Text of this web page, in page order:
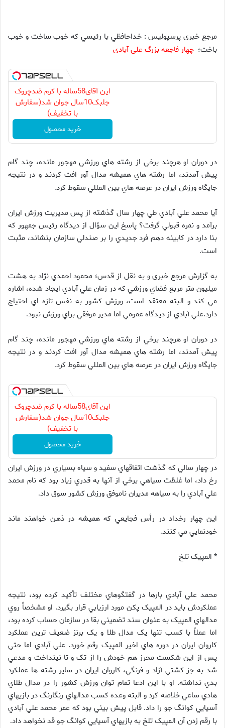
مرجع خبری پرسپولیس : خداحافظي با رئيسي که خوب ساخت و خوب
باخت؛ چهار فاجعه بزرگ علی آبادی
این آقای58ساله با کرم ضدچروک
جلبک10سال جوان شد(سفارش
با تخفیف)
خرید محصول
در دوران او هرچند برخي از رشته هاي ورزشي مهجور مانده، چند گام
پيش آمدند، اما رشته هاي هميشه مدال آور افت کردند و در نتيجه
جايگاه ورزش ايران در عرصه هاي بين المللي سقوط کرد.
آيا محمد علي آبادي طي چهار سال گذشته از پس مديريت ورزش ايران
برآمد و نمره قبولي گرفت؟ پاسخ اين سؤال از ديدگاه رئيس جمهور که
بنا دارد در کابينه دهم فرد جديدي را بر صندلي سازمان بنشاند، مثبت
است.
به گزارش مرجع خبری و به نقل از قدس؛ محمود احمدي نژاد به هشت
ميليون متر مربع فضاي ورزشي که در زمان علي آبادي ايجاد شده، اشاره
مي کند و البته معتقد است، ورزش کشور به نفس تازه اي احتياج
دارد.علي آبادي از ديدگاه عمومي اما مدير موفقي براي ورزش نبود.
در دوران او هرچند برخي از رشته هاي ورزشي مهجور مانده، چند گام
پيش آمدند، اما رشته هاي هميشه مدال آور افت کردند و در نتيجه
جايگاه ورزش ايران در عرصه هاي بين المللي سقوط کرد.
این آقای58ساله با کرم ضدچروک
جلبک10سال جوان شد(سفارش
با تخفیف)
خرید محصول
در چهار سالي که گذشت اتفاقهاي سفيد و سياه بسياري در ورزش ايران
رخ داد، اما غلظت سياهي برخي از آنها به قدري زياد بود که نام محمد
علي آبادي را به سياهه مديران ناموفق ورزش کشور سوق داد.
اين چهار رخداد در رأس فجايعي که هميشه در ذهن خواهند ماند
خودنمايي مي کنند.
* المپيک تلخ
محمد علي آبادي بارها در گفتگوهاي مختلف تأکيد کرده بود، نتيجه
عملکردش بايد در المپيک پکن مورد ارزيابي قرار بگيرد. او مشخصاً روي
مدالهاي المپيک به عنوان سند تضميني بقا در سازمان حساب کرده بود،
اما عملاً با کسب تنها يک مدال طلا و يک برنز ضعيف ترين عملکرد
کاروان ايران در دوره هاي اخير المپيک رقم خورد. علي آبادي اما حتي
پس از اين شکست محرز هم خودش را از تک و تا نينداخت و مدعي
شد به جز کشتي آزاد و فرنگي، کاروان ايران در ساير رشته ها عملکرد
بدي نداشته. او با اين ادعا تمام توان ورزش کشور را در مدال طلاي
هادي ساعي خلاصه کرد و البته وعده کسب مدالهاي رنگارنگ در بازيهاي
آسيايي کوانگ جو را داد. قابل پيش بيني بود که عمر محمد علي آبادي
با رقم زدن آن المپيک تلخ به بازيهاي آسيايي کوانگ جو قد نخواهد داد.